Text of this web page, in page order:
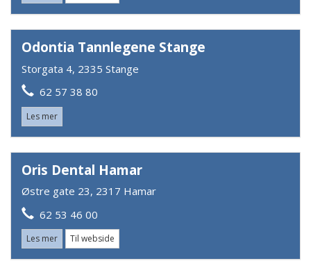
Odontia Tannlegene Stange
Storgata 4, 2335 Stange
62 57 38 80
Les mer
Oris Dental Hamar
Østre gate 23, 2317 Hamar
62 53 46 00
Les mer Til webside